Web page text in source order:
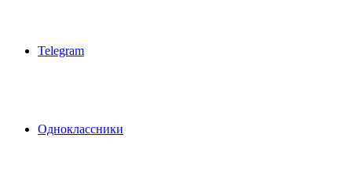
Telegram
Одноклассники